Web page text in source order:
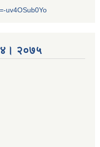
uv4OSub0Yo
२०७५